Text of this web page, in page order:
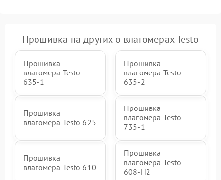
Прошивка на других о влагомерах Testo
Прошивка
влагомера Testo
635-1
Прошивка
влагомера Testo
635-2
Прошивка
влагомера Testo 625
Прошивка
влагомера Testo
735-1
Прошивка
влагомера Testo 610
Прошивка
влагомера Testo
608-H2